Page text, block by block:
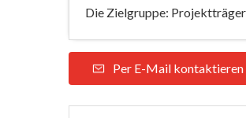
Die Zielgruppe: Projektträger
Per E-Mail kontaktieren